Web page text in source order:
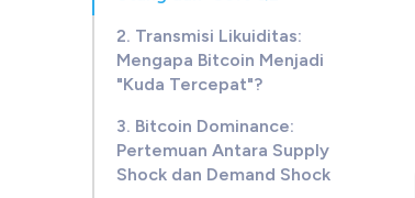
2. Transmisi Likuiditas:
Mengapa Bitcoin Menjadi
"Kuda Tercepat"?
3. Bitcoin Dominance:
Pertemuan Antara Supply
Shock dan Demand Shock